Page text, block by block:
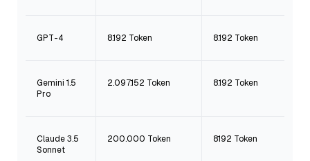
GPT-4 8.192 Token 8.192 Token
Gemini 1.5
Pro
2.097.152 Token 8.192 Token
Claude 3.5
Sonnet
200.000 Token 8192 Token